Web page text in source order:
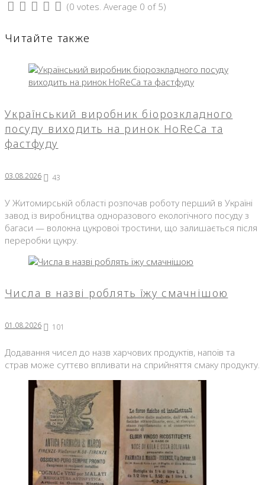
(0 votes. Average 0 of 5)
Читайте также
Український виробник біорозкладного
посуду виходить на ринок HoReCa та
фастфуду
03.08.2026 43
У Житомирській області розпочав роботу перший в Україні
завод із виробництва одноразового екологічного посуду з
багаси — волокна цукрової тростини, що залишається після
переробки цукру.
Числа в назві роблять їжу смачнішою
01.08.2026 101
Додавання чисел до назв харчових продуктів, напоїв та
страв може суттєво впливати на сприйняття смаку продукту.